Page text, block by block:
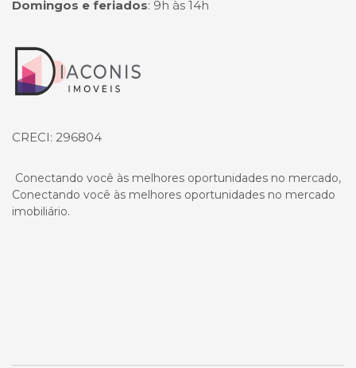
Domingos e feriados: 9h às 14h
Página inicial
CRECI: 296804
Conectando você às melhores oportunidades no mercado,
Conectando você às melhores oportunidades no mercado
imobiliário.